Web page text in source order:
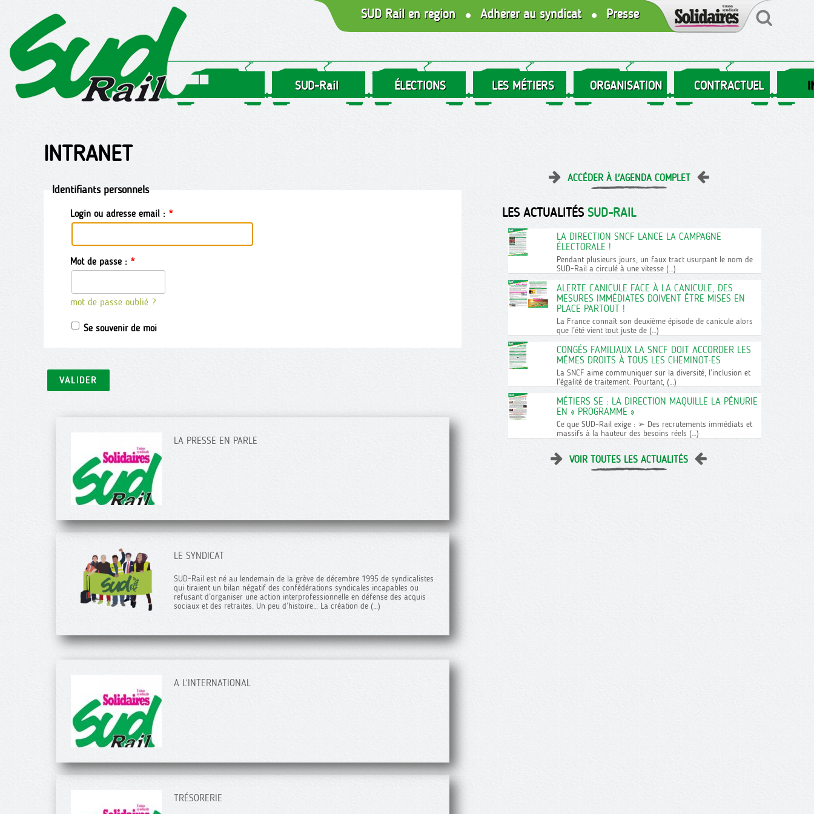
SUD Rail en région Adhérer au syndicat Presse
SUD-Rail ÉLECTIONS LES MÉTIERS ORGANISATION CONTRACTUEL
INTRANET
Identifiants personnels
Login ou adresse email :
Mot de passe :
mot de passe oublié ?
Se souvenir de moi
LA PRESSE EN PARLE
LE SYNDICAT
SUD-Rail est né au lendemain de la grève de décembre 1995 de syndicalistes
qui tiraient un bilan négatif des confédérations syndicales incapables ou
refusant d’organiser une action interprofessionnelle en défense des acquis
sociaux et des retraites. Un peu d’histoire… La création de (…)
A L’INTERNATIONAL
TRÉSORERIE
ACCÉDER À L'AGENDA COMPLET
LES ACTUALITÉS SUD-RAIL
LA DIRECTION SNCF LANCE LA CAMPAGNE
ÉLECTORALE !
Pendant plusieurs jours, un faux tract usurpant le nom de
SUD-Rail a circulé à une vitesse (…)
ALERTE CANICULE FACE À LA CANICULE, DES
MESURES IMMÉDIATES DOIVENT ÊTRE MISES EN
PLACE PARTOUT !
La France connaît son deuxième épisode de canicule alors
que l’été vient tout juste de (…)
CONGÉS FAMILIAUX LA SNCF DOIT ACCORDER LES
MÊMES DROITS À TOUS LES CHEMINOT·ES
La SNCF aime communiquer sur la diversité, l’inclusion et
l’égalité de traitement. Pourtant, (…)
MÉTIERS SE : LA DIRECTION MAQUILLE LA PÉNURIE
EN « PROGRAMME »
Ce que SUD-Rail exige : ➢ Des recrutements immédiats et
massifs à la hauteur des besoins réels (…)
VOIR TOUTES LES ACTUALITÉS